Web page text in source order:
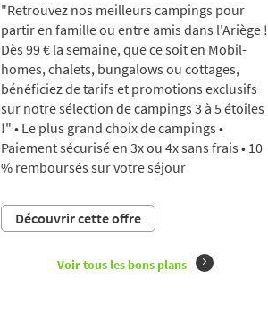
"Retrouvez nos meilleurs campings pour
partir en famille ou entre amis dans l'Ariège !
Dès 99 € la semaine, que ce soit en Mobil-
homes, chalets, bungalows ou cottages,
bénéficiez de tarifs et promotions exclusifs
sur notre sélection de campings 3 à 5 étoiles
!" • Le plus grand choix de campings •
Paiement sécurisé en 3x ou 4x sans frais • 10
% remboursés sur votre séjour
Découvrir cette offre
Voir tous les bons plans